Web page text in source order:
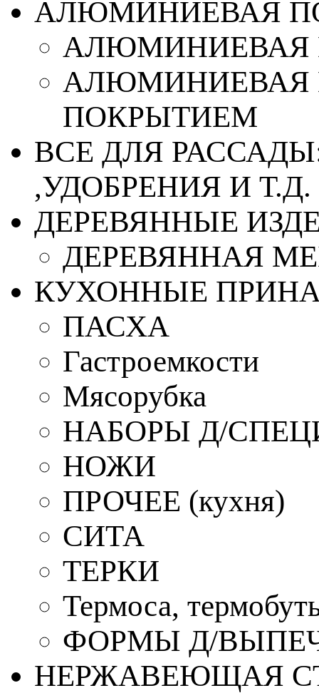
АЛЮМИНИЕВАЯ
АЛЮМИНИЕВАЯ
АЛЮМИНИЕВАЯ
ПОКРЫТИЕМ
ВСЕ ДЛЯ
,УДОБРЕНИЯ И Т.Д.
ДЕРЕВЯННЫЕ
ДЕРЕВЯННАЯ
КУХОННЫЕ
ПАСХА
Гастроемкости
Мясорубка
НАБОРЫ Д/
НОЖИ
ПРОЧЕЕ (кухня)
СИТА
ТЕРКИ
Термоса,
ФОРМЫ Д/
НЕРЖАВЕЮЩАЯ